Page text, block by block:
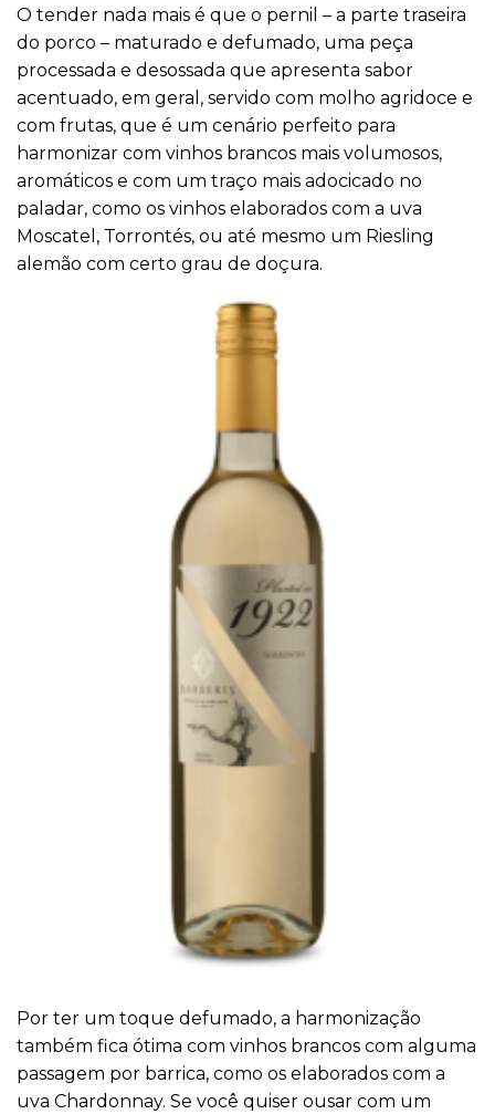
O tender nada mais é que o pernil – a parte traseira
do porco – maturado e defumado, uma peça
processada e desossada que apresenta sabor
acentuado, em geral, servido com molho agridoce e
com frutas, que é um cenário perfeito para
harmonizar com vinhos brancos mais volumosos,
aromáticos e com um traço mais adocicado no
paladar, como os vinhos elaborados com a uva
Moscatel, Torrontés, ou até mesmo um Riesling
alemão com certo grau de doçura.
Por ter um toque defumado, a harmonização
também fica ótima com vinhos brancos com alguma
passagem por barrica, como os elaborados com a
uva Chardonnay. Se você quiser ousar com um